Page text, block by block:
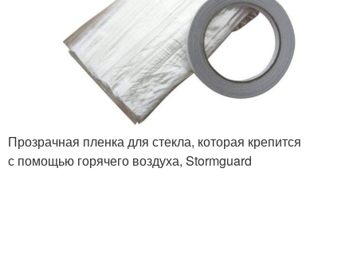
Прозрачная пленка для стекла, которая крепится
с помощью горячего воздуха, Stormguard